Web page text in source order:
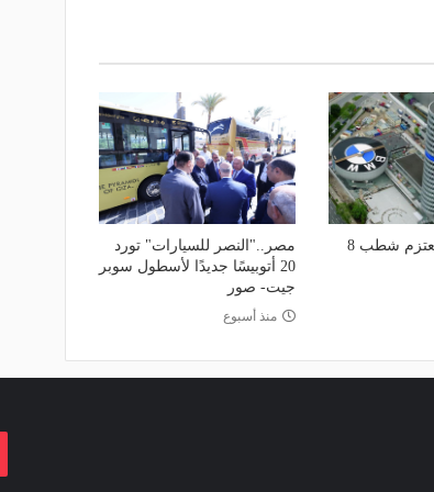
"بي إم دبليو" تعتزم شطب 8
مصر.."النصر للسيارات" تورد
20 أتوبيسًا جديدًا لأسطول سوبر
جيت- صور
منذ أسبوع